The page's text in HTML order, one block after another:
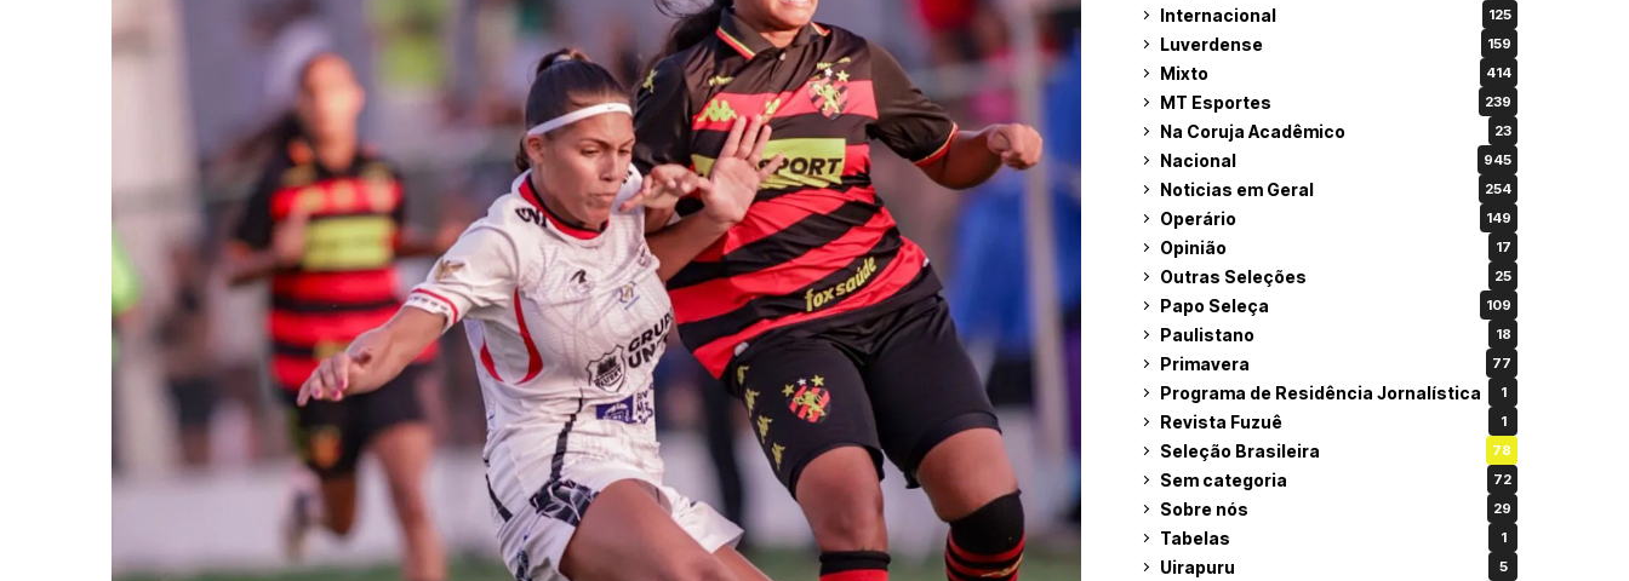
Internacional 125
Luverdense 159
Mixto 414
MT Esportes 239
Na Coruja Acadêmico 23
Nacional 945
Noticias em Geral 254
Operário 149
Opinião 17
Outras Seleções 25
Papo Seleça 109
Paulistano 18
Primavera 77
Programa de Residência Jornalística 1
Revista Fuzuê 1
Seleção Brasileira 78
Sem categoria 72
Sobre nós 29
Tabelas 1
Uirapuru 5